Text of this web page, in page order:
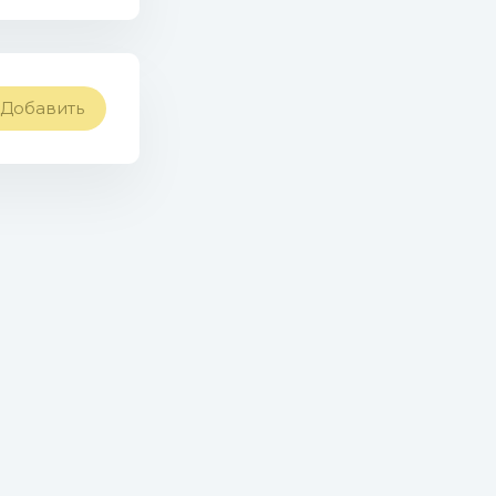
Jan Steen
Добавить